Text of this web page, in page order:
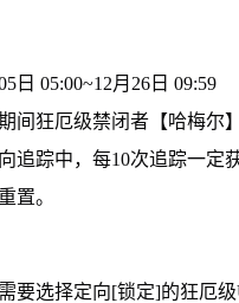
日 05:00~12月26日 09:59
间狂厄级禁闭者【哈梅尔
追踪中，每10次追踪一定
置。
要选择定向[锁定]的狂厄